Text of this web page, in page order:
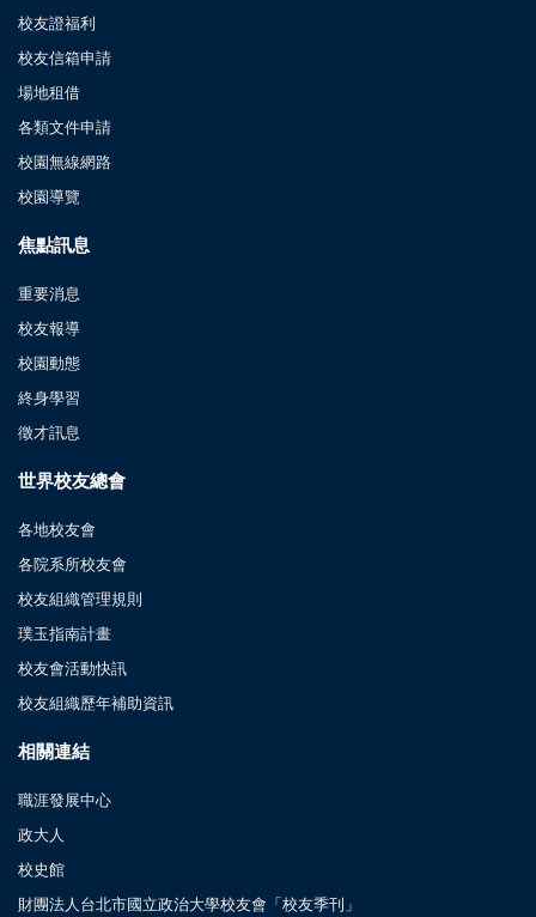
校友證福利
校友信箱申請
場地租借
各類文件申請
校園無線網路
校園導覽
焦點訊息
重要消息
校友報導
校園動態
終身學習
徵才訊息
世界校友總會
各地校友會
各院系所校友會
校友組織管理規則
璞玉指南計畫
校友會活動快訊
校友組織歷年補助資訊
相關連結
職涯發展中心
政大人
校史館
財團法人台北市國立政治大學校友會「校友季刊」